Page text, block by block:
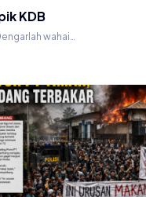
KDB
wahai…